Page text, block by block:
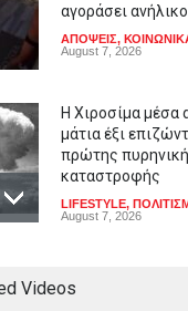
αγοράσει
ΑΠΟΨΕΙΣ,
August 7, 2026
Η Χιροσίμα μέσα
μάτια έξι
πρώτης
καταστροφής
LIFESTYLE,
August 7, 2026
Τεχνητή
Videos